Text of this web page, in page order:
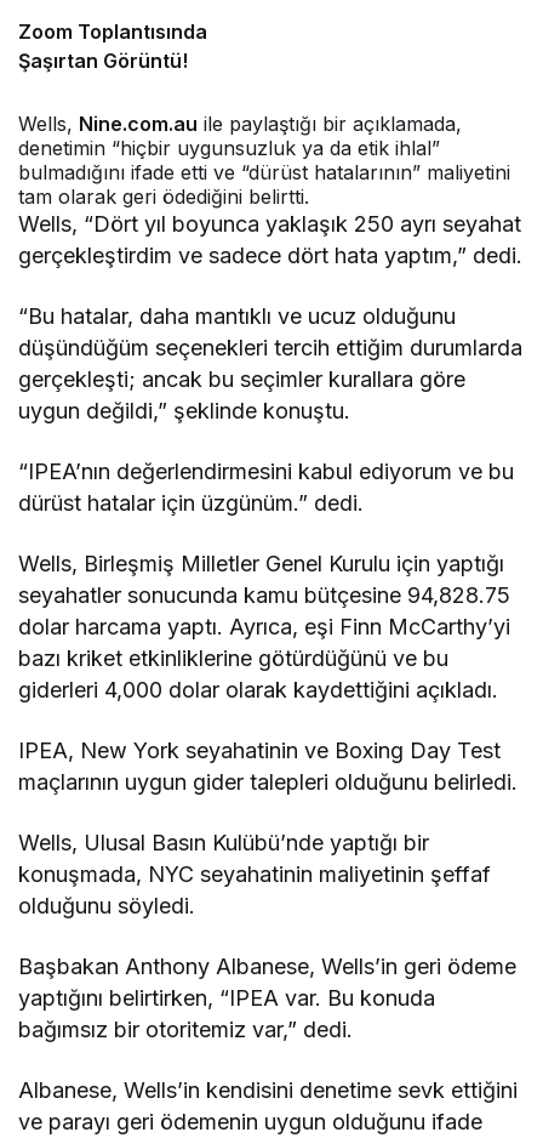
Zoom Toplantısında
Şaşırtan Görüntü!
Wells, Nine.com.au ile paylaştığı bir açıklamada,
denetimin “hiçbir uygunsuzluk ya da etik ihlal”
bulmadığını ifade etti ve “dürüst hatalarının” maliyetini
tam olarak geri ödediğini belirtti.
Wells, “Dört yıl boyunca yaklaşık 250 ayrı seyahat
gerçekleştirdim ve sadece dört hata yaptım,” dedi.
“Bu hatalar, daha mantıklı ve ucuz olduğunu
düşündüğüm seçenekleri tercih ettiğim durumlarda
gerçekleşti; ancak bu seçimler kurallara göre
uygun değildi,” şeklinde konuştu.
“IPEA’nın değerlendirmesini kabul ediyorum ve bu
dürüst hatalar için üzgünüm.” dedi.
Wells, Birleşmiş Milletler Genel Kurulu için yaptığı
seyahatler sonucunda kamu bütçesine 94,828.75
dolar harcama yaptı. Ayrıca, eşi Finn McCarthy’yi
bazı kriket etkinliklerine götürdüğünü ve bu
giderleri 4,000 dolar olarak kaydettiğini açıkladı.
IPEA, New York seyahatinin ve Boxing Day Test
maçlarının uygun gider talepleri olduğunu belirledi.
Wells, Ulusal Basın Kulübü’nde yaptığı bir
konuşmada, NYC seyahatinin maliyetinin şeffaf
olduğunu söyledi.
Başbakan Anthony Albanese, Wells’in geri ödeme
yaptığını belirtirken, “IPEA var. Bu konuda
bağımsız bir otoritemiz var,” dedi.
Albanese, Wells’in kendisini denetime sevk ettiğini
ve parayı geri ödemenin uygun olduğunu ifade